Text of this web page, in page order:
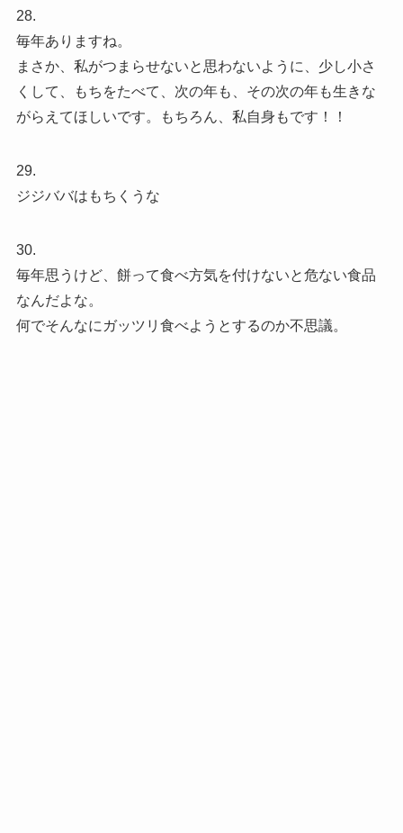
28.
毎年ありますね。
まさか、私がつまらせないと思わないように、少し小さ
くして、もちをたべて、次の年も、その次の年も生きな
がらえてほしいです。もちろん、私自身もです！！
29.
ジジババはもちくうな
30.
毎年思うけど、餅って食べ方気を付けないと危ない食品
なんだよな。
何でそんなにガッツリ食べようとするのか不思議。